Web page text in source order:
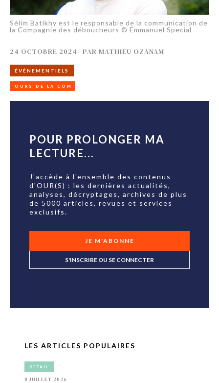
Sélim Batikhy est le responsable de la communication de
la Compagnie des déboucheurs © Emmanuel Special
24 OCTOBRE 2024- PAR MATHIEU OZANAM
ÉVÉNEMENTIELS
OURS DE LA COM
POUR PROLONGER MA
LECTURE...
J'accède à l'ensemble des contenus
d'OUR(S) : les dernières actualités,
analyses, décryptages, archives de plus
de 5000 articles, revues et services
exclusifs.
JE M'ABONNE
S'INSCRIRE OU SE CONNECTER
LES ARTICLES POPULAIRES
RETAIL
8 JUILLET 2026